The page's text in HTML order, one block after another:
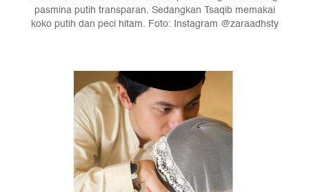
pasmina putih transparan. Sedangkan Tsaqib memakai
koko putih dan peci hitam. Foto: Instagram @zaraadhsty